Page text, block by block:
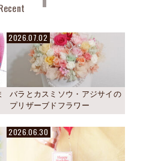
2026.07.02
バラとカスミソウ・アジサイの
プリザーブドフラワー
2026.06.30